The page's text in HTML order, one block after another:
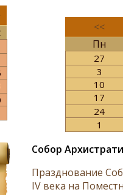
<<
Пн
27
3
10
17
24
1
Собор
Празднование
IV века на